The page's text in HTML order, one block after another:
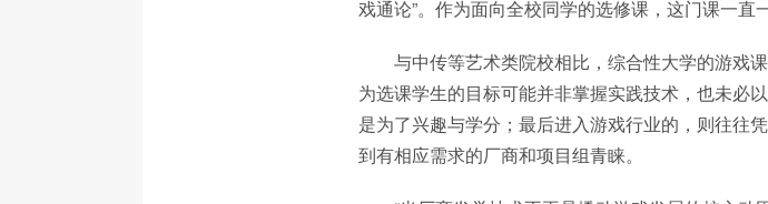
戏通论”。作为面向全校同学的选修课，这门课一直
与中传等艺术类院校相比，综合性大学的游戏
为选课学生的目标可能并非掌握实践技术，也未必
是为了兴趣与学分；最后进入游戏行业的，则往往
到有相应需求的厂商和项目组青睐。